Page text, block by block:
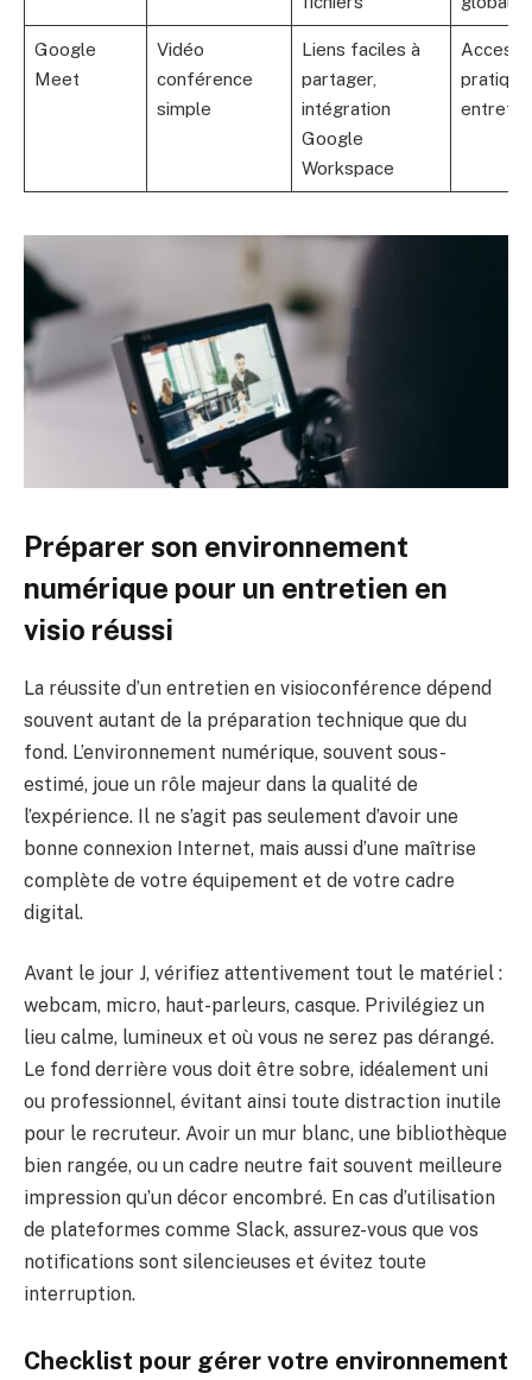
Google
Meet
Vidéo
conférence
simple
Liens faciles à
partager,
intégration
Google
Workspace
Préparer son environnement
numérique pour un entretien en
visio réussi
La réussite d’un entretien en visioconférence dépend
souvent autant de la préparation technique que du
fond. L’environnement numérique, souvent sous-
estimé, joue un rôle majeur dans la qualité de
l’expérience. Il ne s’agit pas seulement d’avoir une
bonne connexion Internet, mais aussi d’une maîtrise
complète de votre équipement et de votre cadre
digital.
Avant le jour J, vérifiez attentivement tout le matériel :
webcam, micro, haut-parleurs, casque. Privilégiez un
lieu calme, lumineux et où vous ne serez pas dérangé.
Le fond derrière vous doit être sobre, idéalement uni
ou professionnel, évitant ainsi toute distraction inutile
pour le recruteur. Avoir un mur blanc, une bibliothèque
bien rangée, ou un cadre neutre fait souvent meilleure
impression qu’un décor encombré. En cas d’utilisation
de plateformes comme Slack, assurez-vous que vos
notifications sont silencieuses et évitez toute
interruption.
Checklist pour gérer votre environnement